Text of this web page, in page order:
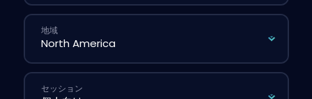
地域
セッション